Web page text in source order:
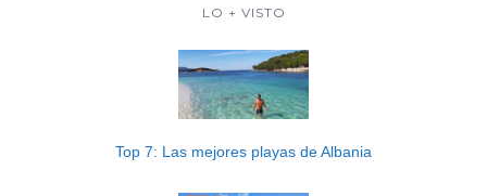
LO + VISTO
Top 7: Las mejores playas de Albania